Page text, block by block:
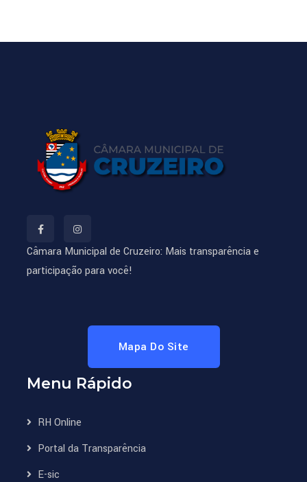
Câmara Municipal de Cruzeiro: Mais transparência e
participação para você!
Mapa Do Site
Menu Rápido
RH Online
Portal da Transparência
E-sic